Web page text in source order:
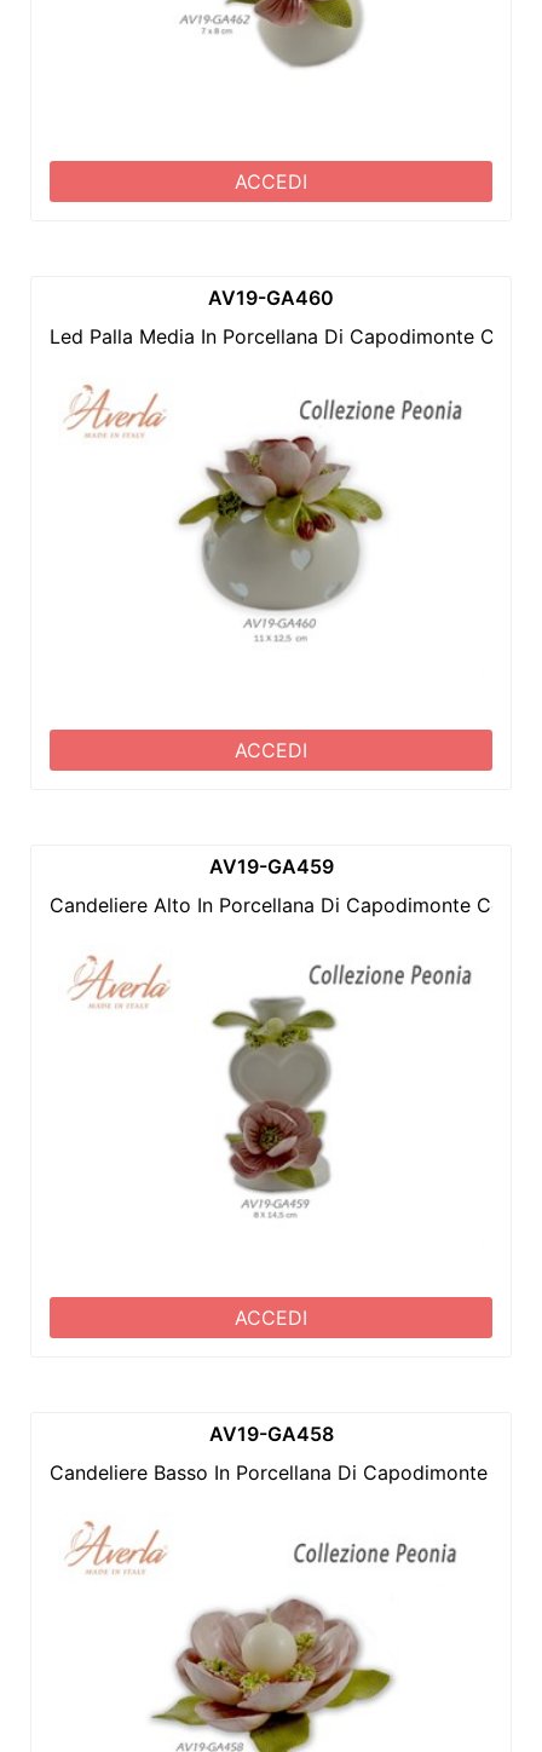
ACCEDI
AV19-GA460
Led Palla Media In Porcellana Di Capodimonte Con
ACCEDI
AV19-GA459
Candeliere Alto In Porcellana Di Capodimonte Con
ACCEDI
AV19-GA458
Candeliere Basso In Porcellana Di Capodimonte